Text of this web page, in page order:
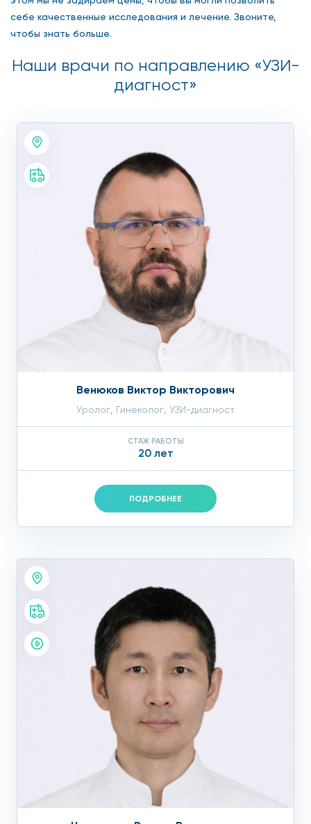
себе качественные исследования и лечение. Звоните,
чтобы знать больше.
Наши врачи по направлению «УЗИ-
диагност»
Венюков Виктор Викторович
Уролог Гинеколог УЗИ-диагност
СТАЖ РАБОТЫ
20 лет
ПОДРОБНЕЕ